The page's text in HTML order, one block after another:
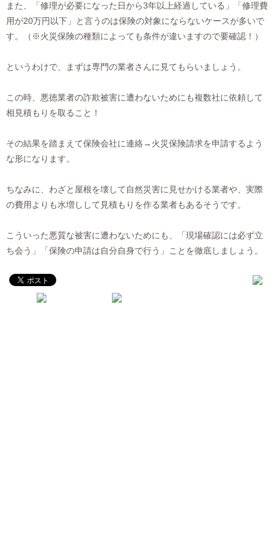
また、「修理が必要になった日から3年以上経過している」「修理費
用が20万円以下」と言うのは保険の対象にならないケースが多いで
す。（※火災保険の種類によっても条件が違いますので要確認！）
というわけで、まずは専門の業者さんに見てもらいましょう。
この時、悪徳業者の詐欺被害に遭わないためにも複数社に依頼して
相見積もりを取ること！
その結果を踏まえて保険会社に連絡→火災保険請求を申請するよう
な形になります。
ちなみに、わざと屋根を壊して自然災害に見せかける業者や、実際
の費用よりも水増しして見積もりを作る業者もあるそうです。
こういった悪質な被害に遭わないためにも、「現場確認には必ず立
ち会う」「保険の申請は自分自身で行う」ことを徹底しましょう。